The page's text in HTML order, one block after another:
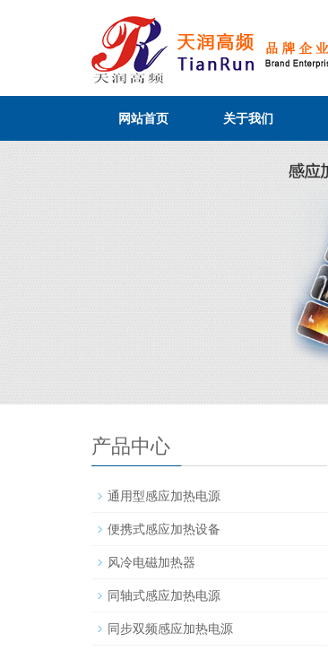
网站首页 关于我们
产品中心
通用型感应加热电源
便携式感应加热设备
风冷电磁加热器
同轴式感应加热电源
同步双频感应加热电源